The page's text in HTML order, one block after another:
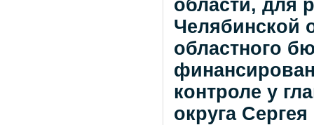
области, для
Челябинской
областного
контроле у
округа